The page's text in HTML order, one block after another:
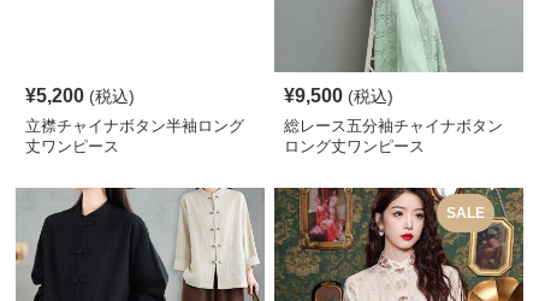
¥5,200 (税込)
立襟チャイナボタン半袖ロング
丈ワンピース
¥9,500 (税込)
総レース五分袖チャイナボタン
ロング丈ワンピース
SALE